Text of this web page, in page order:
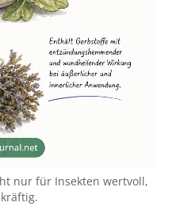
nur für Insekten wertvoll,